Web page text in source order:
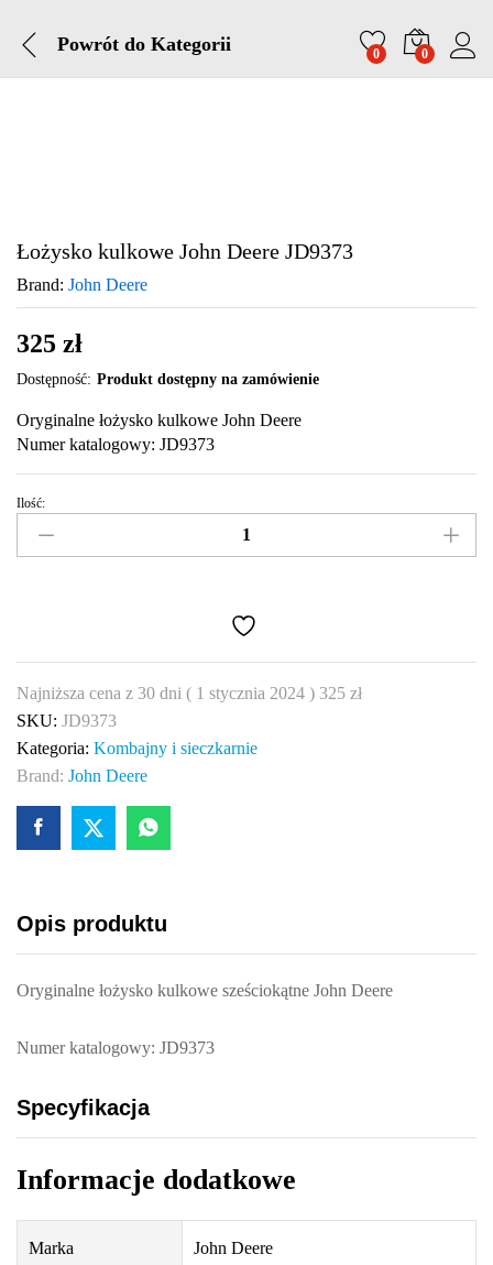
Powrót do Kategorii 0 0
Łożysko kulkowe John Deere JD9373
Brand: John Deere
325 zł
Dostępność: Produkt dostępny na zamówienie
Oryginalne łożysko kulkowe John Deere
Numer katalogowy: JD9373
Łożysko
kulkowe
Ilość:
Najniższa cena z 30 dni ( 1 stycznia 2024 ) 325 zł
SKU: JD9373
Kategoria: Kombajny i sieczkarnie
Brand: John Deere
Opis produktu
Oryginalne łożysko kulkowe sześciokątne John Deere
Numer katalogowy: JD9373
Specyfikacja
Informacje dodatkowe
Marka John Deere